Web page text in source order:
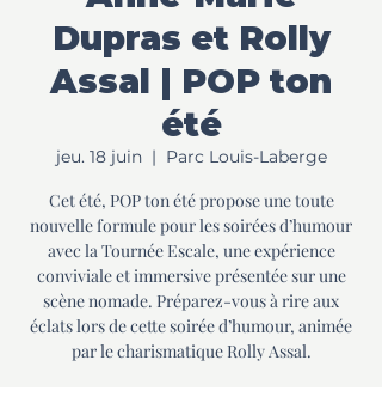
Dupras et Rolly
Assal | POP ton
été
jeu. 18 juin
  |
Parc Louis-Laberge
Cet été, POP ton été propose une toute
nouvelle formule pour les soirées d’humour
avec la Tournée Escale, une expérience
conviviale et immersive présentée sur une
scène nomade. Préparez-vous à rire aux
éclats lors de cette soirée d’humour, animée
par le charismatique Rolly Assal.